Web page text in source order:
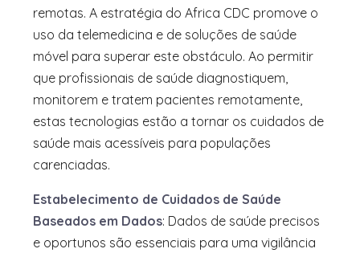
remotas. A estratégia do Africa CDC promove o
uso da telemedicina e de soluções de saúde
móvel para superar este obstáculo. Ao permitir
que profissionais de saúde diagnostiquem,
monitorem e tratem pacientes remotamente,
estas tecnologias estão a tornar os cuidados de
saúde mais acessíveis para populações
carenciadas.
Estabelecimento de Cuidados de Saúde
Baseados em Dados: Dados de saúde precisos
e oportunos são essenciais para uma vigilância